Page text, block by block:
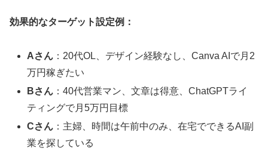
効果的なターゲット設定例：
Aさん ：20代OL、デザイン経験なし、Canva AIで月2
万円稼ぎたい
Bさん ：40代営業マン、文章は得意、ChatGPTライ
ティングで月5万円目標
Cさん ：主婦、時間は午前中のみ、在宅でできるAI副
業を探している